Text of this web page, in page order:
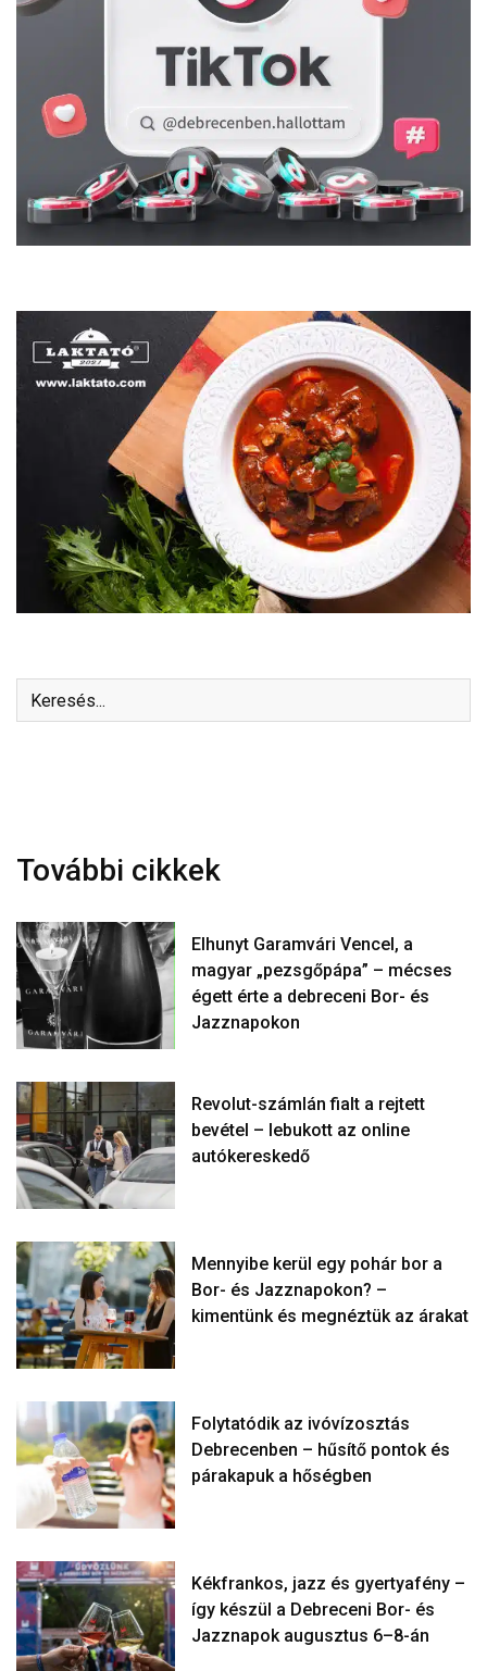
További cikkek
Elhunyt Garamvári Vencel, a
magyar „pezsgőpápa” – mécses
égett érte a debreceni Bor- és
Jazznapokon
Revolut-számlán fialt a rejtett
bevétel – lebukott az online
autókereskedő
Mennyibe kerül egy pohár bor a
Bor- és Jazznapokon? –
kimentünk és megnéztük az árakat
Folytatódik az ivóvízosztás
Debrecenben – hűsítő pontok és
párakapuk a hőségben
Kékfrankos, jazz és gyertyafény –
így készül a Debreceni Bor- és
Jazznapok augusztus 6–8-án